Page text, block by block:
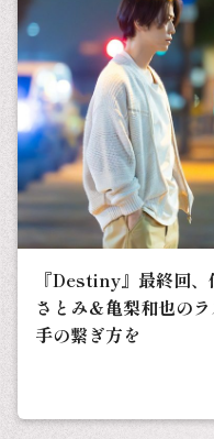
『Destiny』最終回
さとみ＆亀梨和也の
手の繋ぎ方を